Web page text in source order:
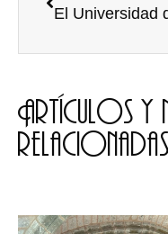
Artículos y
relacionadas